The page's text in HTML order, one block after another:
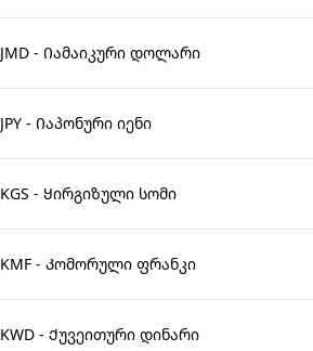
JMD - Იამაიკური დოლარი
JPY - Იაპონური იენი
KGS - Ყირგიზული სომი
KMF - Კომორული ფრანკი
KWD - Ქუვეითური დინარი